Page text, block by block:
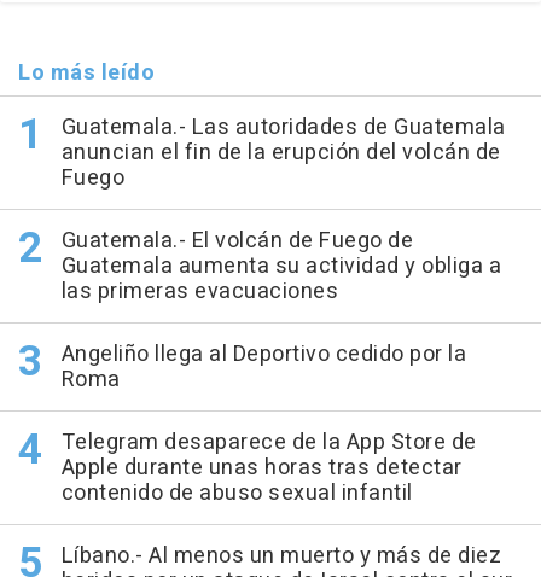
Lo más leído
Guatemala.- Las autoridades de Guatemala
anuncian el fin de la erupción del volcán de
Fuego
Guatemala.- El volcán de Fuego de
Guatemala aumenta su actividad y obliga a
las primeras evacuaciones
Angeliño llega al Deportivo cedido por la
Roma
Telegram desaparece de la App Store de
Apple durante unas horas tras detectar
contenido de abuso sexual infantil
Líbano.- Al menos un muerto y más de diez